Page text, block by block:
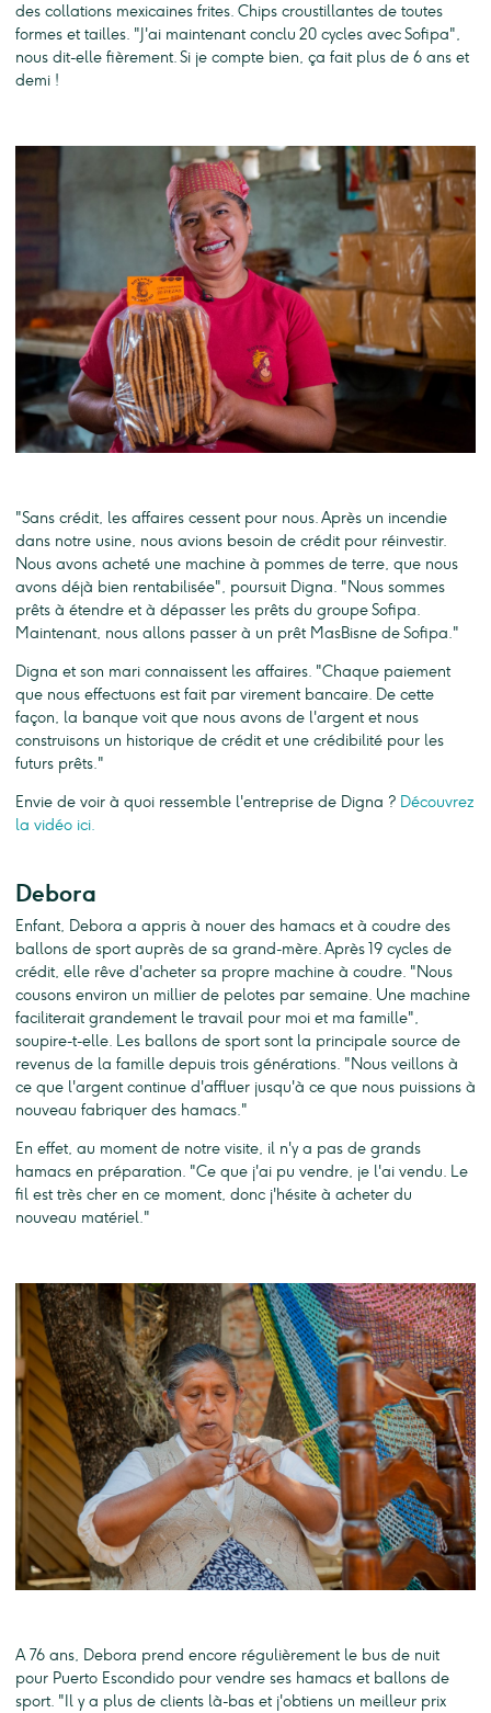
des collations mexicaines frites. Chips croustillantes de toutes
formes et tailles. "J'ai maintenant conclu 20 cycles avec Sofipa",
nous dit-elle fièrement. Si je compte bien, ça fait plus de 6 ans et
demi !
"Sans crédit, les affaires cessent pour nous. Après un incendie
dans notre usine, nous avions besoin de crédit pour réinvestir.
Nous avons acheté une machine à pommes de terre, que nous
avons déjà bien rentabilisée", poursuit Digna. "Nous sommes
prêts à étendre et à dépasser les prêts du groupe Sofipa.
Maintenant, nous allons passer à un prêt MasBisne de Sofipa."
Digna et son mari connaissent les affaires. "Chaque paiement
que nous effectuons est fait par virement bancaire. De cette
façon, la banque voit que nous avons de l'argent et nous
construisons un historique de crédit et une crédibilité pour les
futurs prêts."
Envie de voir à quoi ressemble l'entreprise de Digna ? Découvrez
la vidéo ici.
Debora
Enfant, Debora a appris à nouer des hamacs et à coudre des
ballons de sport auprès de sa grand-mère. Après 19 cycles de
crédit, elle rêve d'acheter sa propre machine à coudre. "Nous
cousons environ un millier de pelotes par semaine. Une machine
faciliterait grandement le travail pour moi et ma famille",
soupire-t-elle. Les ballons de sport sont la principale source de
revenus de la famille depuis trois générations. "Nous veillons à
ce que l'argent continue d'affluer jusqu'à ce que nous puissions à
nouveau fabriquer des hamacs."
En effet, au moment de notre visite, il n'y a pas de grands
hamacs en préparation. "Ce que j'ai pu vendre, je l'ai vendu. Le
fil est très cher en ce moment, donc j'hésite à acheter du
nouveau matériel."
A 76 ans, Debora prend encore régulièrement le bus de nuit
pour Puerto Escondido pour vendre ses hamacs et ballons de
sport. "Il y a plus de clients là-bas et j'obtiens un meilleur prix